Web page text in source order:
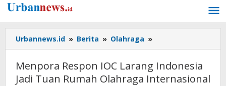
Lewati
konten
Urbannews.id » Berita » Olahraga »
Respon
Larang
Indonesia
Menpora Respon IOC Larang Indonesia
Jadi Tuan Rumah Olahraga Internasional